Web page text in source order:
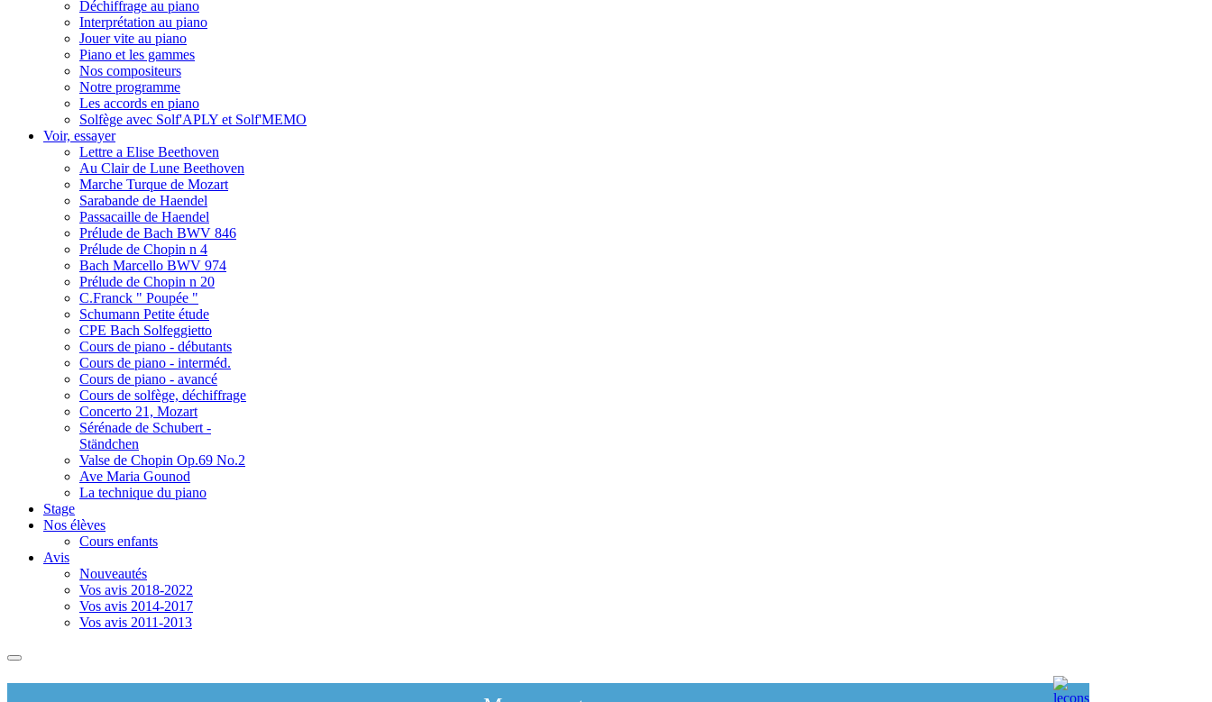
Déchiffrage au piano
Interprétation au piano
Jouer vite au piano
Piano et les gammes
Nos compositeurs
Notre programme
Les accords en piano
Solfège avec Solf'APLY et Solf'MEMO
Voir, essayer
Lettre a Elise Beethoven
Au Clair de Lune Beethoven
Marche Turque de Mozart
Sarabande de Haendel
Passacaille de Haendel
Prélude de Bach BWV 846
Prélude de Chopin n 4
Bach Marcello BWV 974
Prélude de Chopin n 20
C.Franck " Poupée "
Schumann Petite étude
CPE Bach Solfeggietto
Cours de piano - débutants
Cours de piano - interméd.
Cours de piano - avancé
Cours de solfège, déchiffrage
Concerto 21, Mozart
Sérénade de Schubert -
Ständchen
Valse de Chopin Op.69 No.2
Ave Maria Gounod
La technique du piano
Stage
Nos élèves
Cours enfants
Avis
Nouveautés
Vos avis 2018-2022
Vos avis 2014-2017
Vos avis 2011-2013